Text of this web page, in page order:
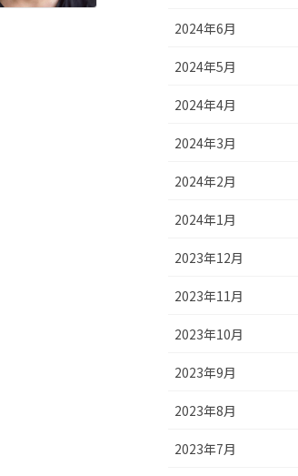
2024年6月
2024年5月
2024年4月
2024年3月
2024年2月
2024年1月
2023年12月
2023年11月
2023年10月
2023年9月
2023年8月
2023年7月